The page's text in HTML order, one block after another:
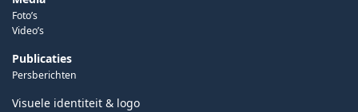
Foto’s
Video’s
Publicaties
Persberichten
Visuele identiteit & logo